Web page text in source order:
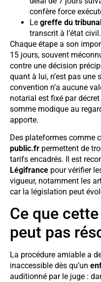
confère force
Le greffe du
transcrit à l’état civil.
Chaque étape a son
15 jours, souvent
contre une décision
quant à lui, n’est pas
convention n’a aucune
notarial est fixé par décret
somme modique au
apporte.
Des plateformes comme
public.fr permettent de
tarifs encadrés. Il est
Légifrance pour vérifier
vigueur, notamment les
car la législation peut
Ce que
peut pas
La procédure amiable a
inaccessible dès qu’un
auditionné par le juge :